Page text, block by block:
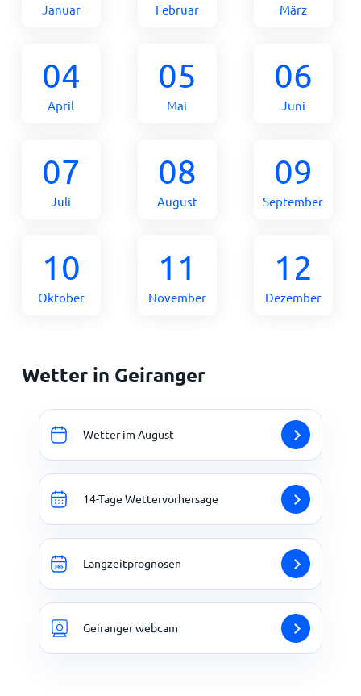
Januar Februar März
04
April
05
Mai
06
Juni
07
Juli
08
August
09
September
10
Oktober
11
November
12
Dezember
Wetter in Geiranger
Wetter im August
14-Tage Wettervorhersage
Langzeitprognosen
Geiranger webcam